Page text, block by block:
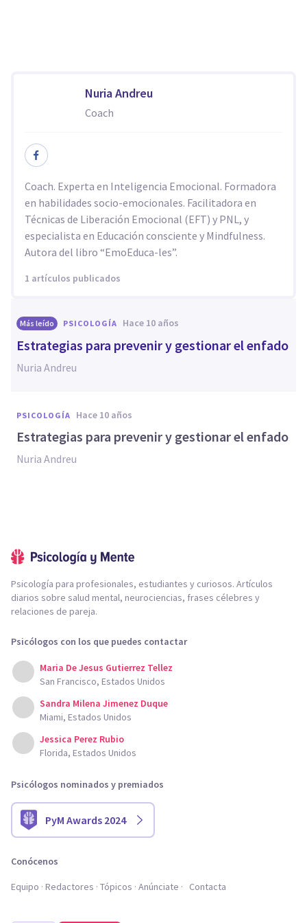
Nuria Andreu
Coach
Coach. Experta en Inteligencia Emocional. Formadora
en habilidades socio-emocionales. Facilitadora en
Técnicas de Liberación Emocional (EFT) y PNL, y
especialista en Educación consciente y Mindfulness.
Autora del libro “EmoEduca-les”.
1 artículos publicados
Más leído PSICOLOGÍA hace 10 años
Estrategias para prevenir y gestionar el enfado
Nuria Andreu
PSICOLOGÍA hace 10 años
Estrategias para prevenir y gestionar el enfado
Nuria Andreu
Psicología para profesionales, estudiantes y curiosos. Artículos
diarios sobre salud mental, neurociencias, frases célebres y
relaciones de pareja.
Psicólogos con los que puedes contactar
Maria De Jesus Gutierrez Tellez
San Francisco, Estados Unidos
Sandra Milena Jimenez Duque
Miami, Estados Unidos
Jessica Perez Rubio
Florida, Estados Unidos
Psicólogos nominados y premiados
PyM Awards 2024
Conócenos
Equipo Redactores Tópicos Anúnciate Contacta